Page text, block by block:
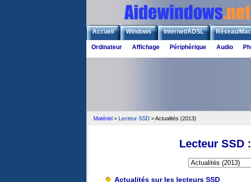
Accueil Windows Internet/ADSL Réseau/Mac
Ordinateur Affichage Périphérique Audio
Matériel > Lecteur SSD > Actualités (2013)
Lecteur SSD
Actualités sur les lecteurs SSD